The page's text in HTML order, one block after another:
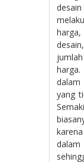
harga,
yang